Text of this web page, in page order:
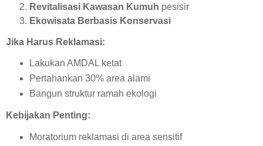
Revitalisasi Kawasan Kumuh pesisir
Ekowisata Berbasis Konservasi
Jika Harus Reklamasi:
Lakukan AMDAL ketat
Pertahankan 30% area alami
Bangun struktur ramah ekologi
Kebijakan Penting:
Moratorium reklamasi di area sensitif